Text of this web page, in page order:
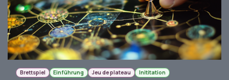
Brettspiel Einführung Jeu de plateau Inititation